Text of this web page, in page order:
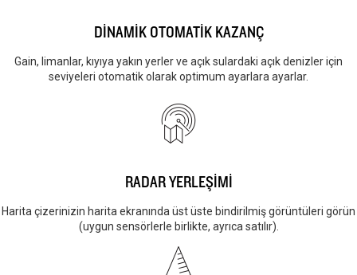
DİNAMİK OTOMATİK KAZANÇ
Gain, limanlar, kıyıya yakın yerler ve açık sulardaki açık denizler için
seviyeleri otomatik olarak optimum ayarlara ayarlar.
RADAR YERLEŞİMİ
Harita çizerinizin harita ekranında üst üste bindirilmiş görüntüleri görün
(uygun sensörlerle birlikte, ayrıca satılır).